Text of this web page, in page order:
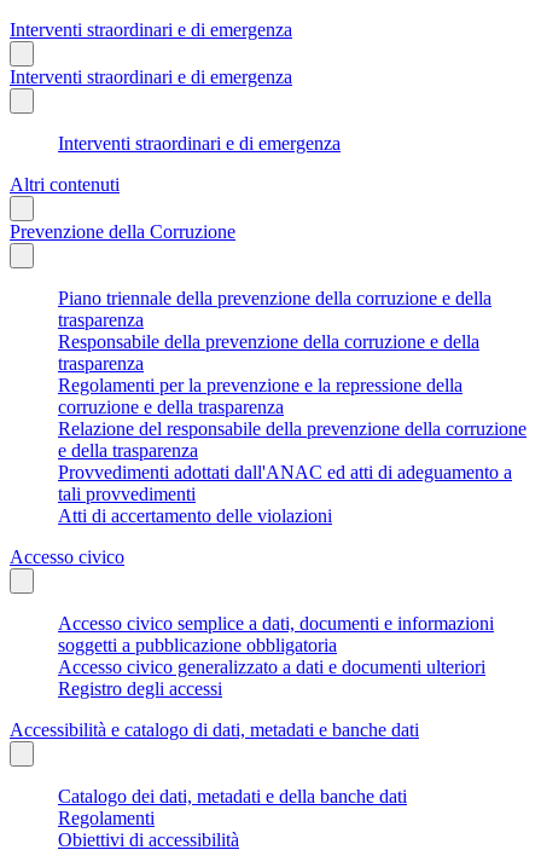
Interventi straordinari e di emergenza
Interventi straordinari e di emergenza
Interventi straordinari e di emergenza
Altri contenuti
Prevenzione della Corruzione
Piano triennale della prevenzione della corruzione e della
trasparenza
Responsabile della prevenzione della corruzione e della
trasparenza
Regolamenti per la prevenzione e la repressione della
corruzione e della trasparenza
Relazione del responsabile della prevenzione della corruzione
e della trasparenza
Provvedimenti adottati dall'ANAC ed atti di adeguamento a
tali provvedimenti
Atti di accertamento delle violazioni
Accesso civico
Accesso civico semplice a dati, documenti e informazioni
soggetti a pubblicazione obbligatoria
Accesso civico generalizzato a dati e documenti ulteriori
Registro degli accessi
Accessibilità e catalogo di dati, metadati e banche dati
Catalogo dei dati, metadati e della banche dati
Regolamenti
Obiettivi di accessibilità